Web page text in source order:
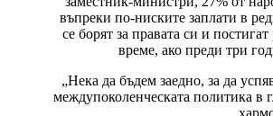
въпреки по-ниските заплати в
се борят за правата си и
време, ако преди три
„Нека да бъдем заедно, за да
междупоколенческата политика в